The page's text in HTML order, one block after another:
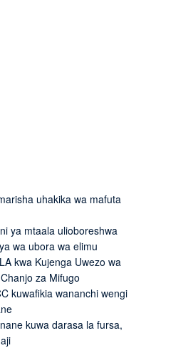
uhakika wa mafuta
ya mtaala ulioboreshwa
wa ubora wa elimu
kwa Kujenga Uwezo wa
za Mifugo
kuwafikia wananchi wengi
kuwa darasa la fursa,